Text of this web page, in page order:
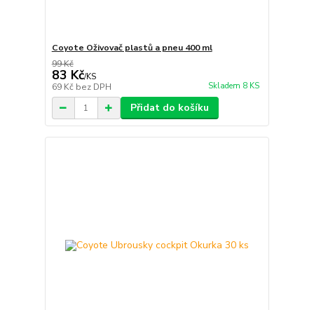
Coyote Oživovač plastů a pneu 400 ml
99 Kč
83 Kč/KS
69 Kč bez DPH Skladem 8 KS
Přidat do košíku